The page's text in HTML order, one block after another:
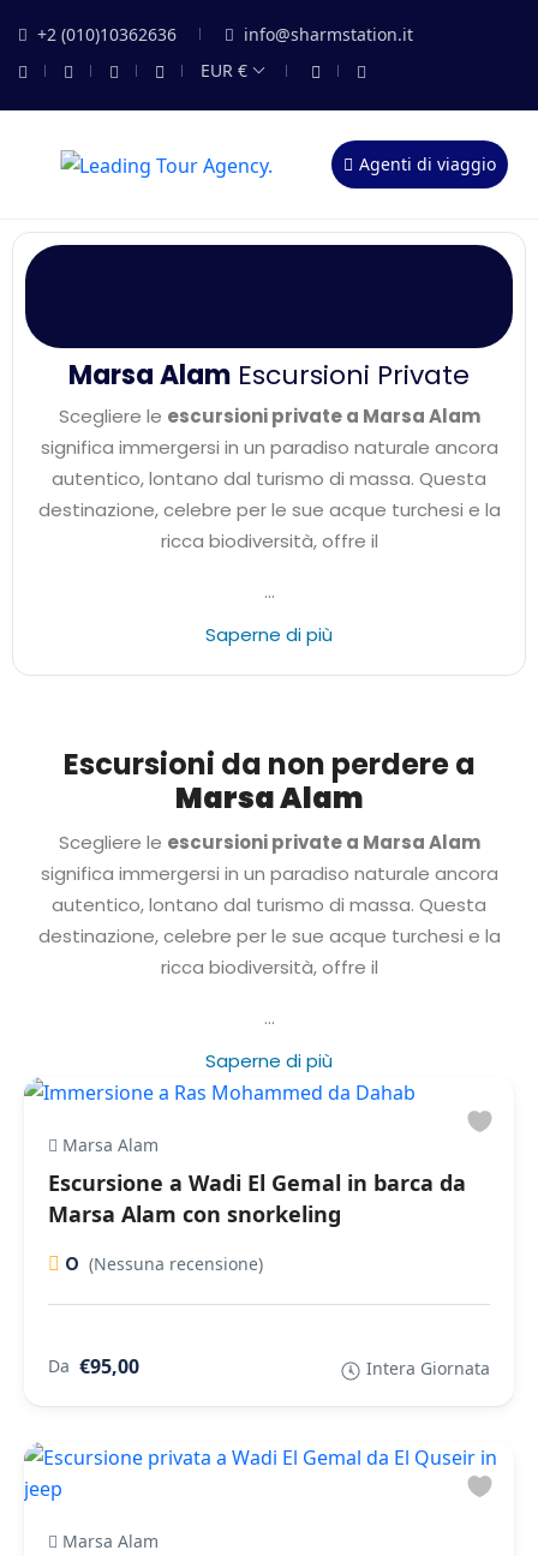
+2 (010)10362636
info@sharmstation.it
EUR €
Agenti di viaggio
Marsa Alam Escursioni Private
Scegliere le escursioni private a Marsa Alam
significa immergersi in un paradiso naturale ancora
autentico,lontano dal turismo di massa. Questa
destinazione,celebre per le sue acque turchesi e la
ricca biodiversità,offre il
...
Saperne di più
Escursioni da non perdere a
Marsa Alam
Scegliere le escursioni private a Marsa Alam
significa immergersi in un paradiso naturale ancora
autentico,lontano dal turismo di massa. Questa
destinazione,celebre per le sue acque turchesi e la
ricca biodiversità,offre il
...
Saperne di più
Marsa Alam
Escursione a Wadi El Gemal in barca da
Marsa Alam con snorkeling
0 (Nessuna recensione)
Da €95,00 Intera Giornata
Marsa Alam